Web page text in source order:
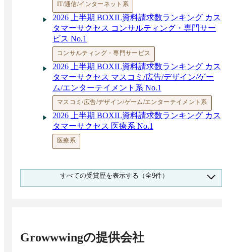
IT/通信/インターネット系
2026 上半期 BOXIL資料請求数ランキング カス
タマーサクセス コンサルティング・専門サー
ビス No.1
コンサルティング・専門サービス
2026 上半期 BOXIL資料請求数ランキング カス
タマーサクセス マスコミ/広告/デザイン/ゲー
ム/エンターテイメント系 No.1
マスコミ/広告/デザイン/ゲーム/エンターテイメント系
2026 上半期 BOXIL資料請求数ランキング カス
タマーサクセス 医療系 No.1
医療系
2026 上半期 BOXIL資料請求数ランキング カス
タマーサクセス 中小企業向け No.1
不動産/建設/設備系
2025 下半期 BOXIL資料請求数ランキング カス
すべての受賞歴を表示する（全9件）
Growwwingの提供会社